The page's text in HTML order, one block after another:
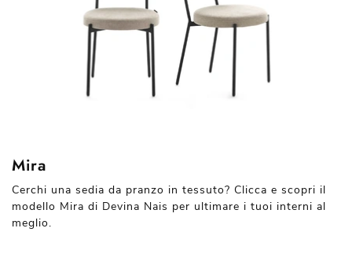
Mira
Cerchi una sedia da pranzo in tessuto? Clicca e scopri il
modello Mira di Devina Nais per ultimare i tuoi interni al
meglio.